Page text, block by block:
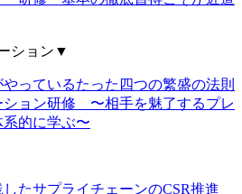
ション ▼
っているたった四つの繁盛の法則
ション研修 〜相手を魅了するプレ
的に学ぶ〜
たサプライチェーンのCSR推進